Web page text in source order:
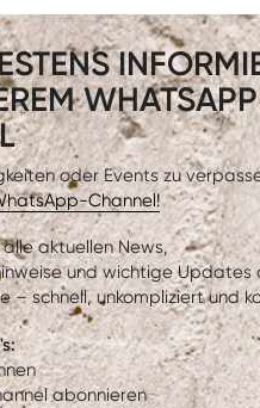
oder Events zu
Channel!
aktuellen News,
und wichtige Updates
– schnell, unkompliziert und
abonnieren